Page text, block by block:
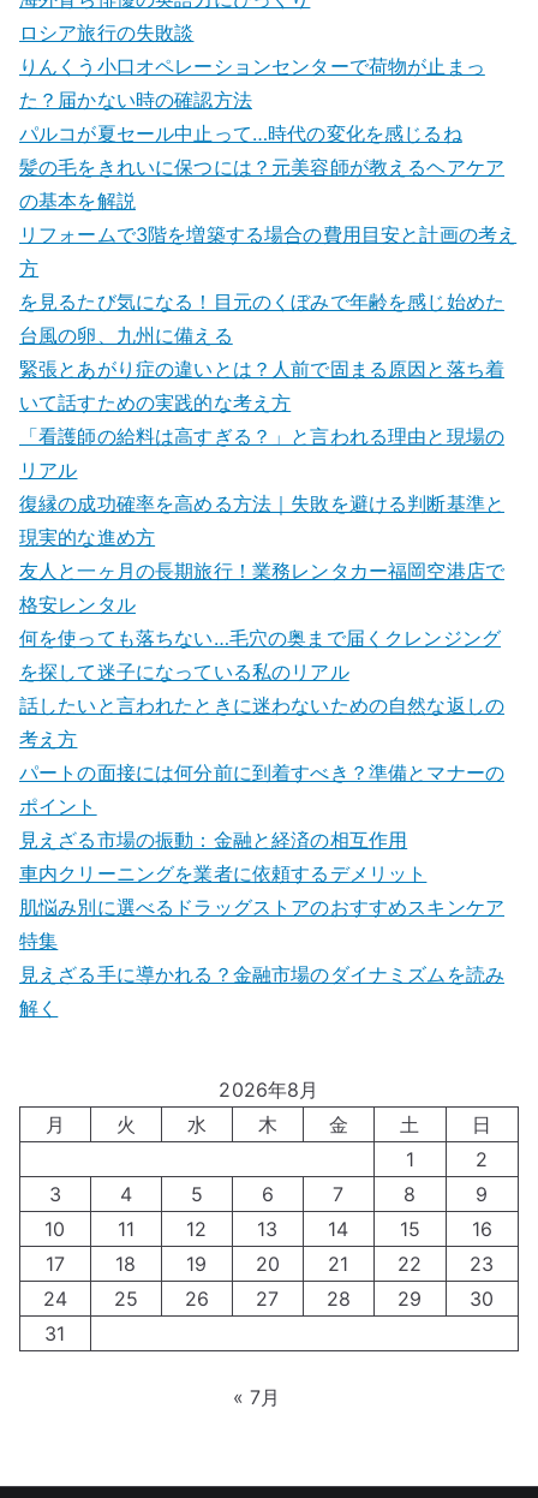
ロシア旅行の失敗談
りんくう小口オペレーションセンターで荷物が止まっ
た？届かない時の確認方法
パルコが夏セール中止って…時代の変化を感じるね
髪の毛をきれいに保つには？元美容師が教えるヘアケア
の基本を解説
リフォームで3階を増築する場合の費用目安と計画の考え
方
を見るたび気になる！目元のくぼみで年齢を感じ始めた
台風の卵、九州に備える
緊張とあがり症の違いとは？人前で固まる原因と落ち着
いて話すための実践的な考え方
「看護師の給料は高すぎる？」と言われる理由と現場の
リアル
復縁の成功確率を高める方法｜失敗を避ける判断基準と
現実的な進め方
友人と一ヶ月の長期旅行！業務レンタカー福岡空港店で
格安レンタル
何を使っても落ちない…毛穴の奥まで届くクレンジング
を探して迷子になっている私のリアル
話したいと言われたときに迷わないための自然な返しの
考え方
パートの面接には何分前に到着すべき？準備とマナーの
ポイント
見えざる市場の振動：金融と経済の相互作用
車内クリーニングを業者に依頼するデメリット
肌悩み別に選べるドラッグストアのおすすめスキンケア
特集
見えざる手に導かれる？金融市場のダイナミズムを読み
解く
2026年8月
月
火 水 木 金 土
日
1
2
3
4 5 6 7 8
9
10
11 12 13 14 15
16
17
18 19 20 21 22
23
24
25 26 27 28 29
30
31
« 7月